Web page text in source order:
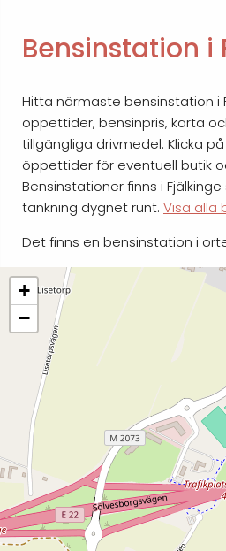
Bensinstation i
Hitta närmaste bensinstation i
öppettider, bensinpris, karta
tillgängliga drivmedel. Klicka
öppettider för eventuell butik
Bensinstationer finns i
tankning dygnet runt. Visa alla
Det finns en bensinstation i
+
−